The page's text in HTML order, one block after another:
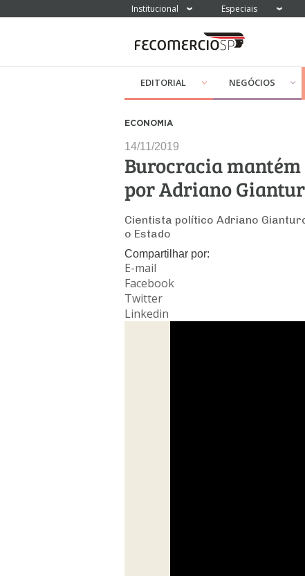
Institucional Especiais
EDITORIAL NEGÓCIOS
ECONOMIA
14/11/2019
Burocracia
por Adriano
Cientista político Adriano
o Estado
Compartilhar por:
E-mail
Facebook
Twitter
Linkedin